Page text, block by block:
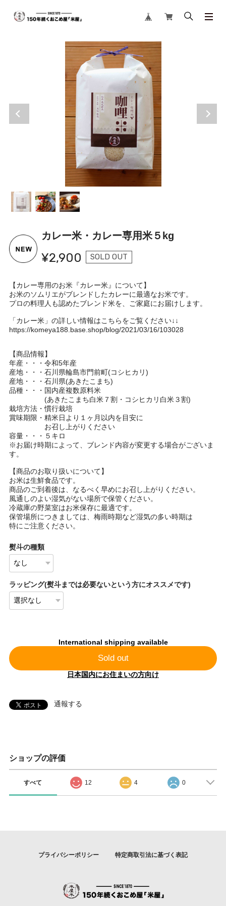
カレー米・カレー専用米５kg
¥2,900 SOLD OUT
【カレー専用のお米『カレー米』について】
お米のソムリエがブレンドしたカレーに最適なお米です。
プロの料理人も認めたブレンド米を、ご家庭にお届けします。
「カレー米」の詳しい情報はこちらをご覧ください↓↓
https://komeya188.base.shop/blog/2021/03/16/103028
【商品情報】
年産・・・令和5年産
産地・・・石川県輪島市門前町(コシヒカリ)
産地・・・石川県(あきたこまち)
品種・・・国内産複数原料米
(あきたこまち白米７割・コシヒカリ白米３割)
栽培方法・慣行栽培
賞味期限・精米日より１ヶ月以内を目安に
お召し上がりください
容量・・・５キロ
※お届け時期によって、ブレンド内容が変更する場合がございま
す。
【商品のお取り扱いについて】
お米は生鮮食品です。
商品のご到着後は、なるべく早めにお召し上がりください。
風通しのよい湿気がない場所で保管ください。
冷蔵庫の野菜室はお米保存に最適です。
保管場所につきましては、梅雨時期など湿気の多い時期は
特にご注意ください。
熨斗の種類
ラッピング(熨斗までは必要ないという方にオススメです)
International shipping available
Sold out
日本国内にお住まいの方向け
通報する
ショップの評価
すべて 12 4 0
プライバシーポリシー 特定商取引法に基づく表記